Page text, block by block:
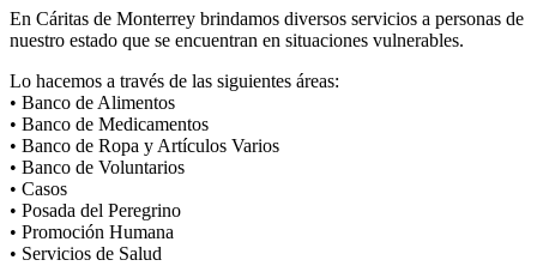
En Cáritas de Monterrey brindamos diversos servicios a personas de
nuestro estado que se encuentran en situaciones vulnerables.
Lo hacemos a través de las siguientes áreas:
• Banco de Alimentos
• Banco de Medicamentos
• Banco de Ropa y Artículos Varios
• Banco de Voluntarios
• Casos
• Posada del Peregrino
• Promoción Humana
• Servicios de Salud